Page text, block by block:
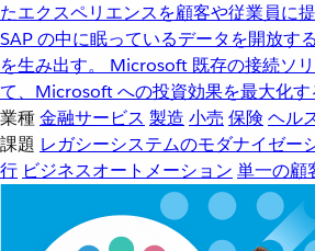
たエクスペリエンスを顧客や従業員に
SAP の中に眠っているデータを開放す
を生み出す。
Microsoft 既存の接続ソ
て、Microsoft への投資効果を最大化す
業種金融サービス 製造 小売 保険 ヘル
課題 レガシーシステムのモダナイゼー
行 ビジネスオートメーション 単一の顧